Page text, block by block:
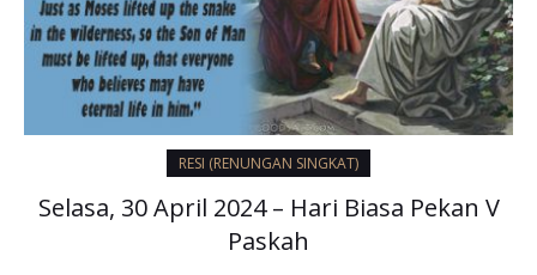
RESI (RENUNGAN SINGKAT)
Selasa, 30 April 2024 – Hari Biasa Pekan V
Paskah